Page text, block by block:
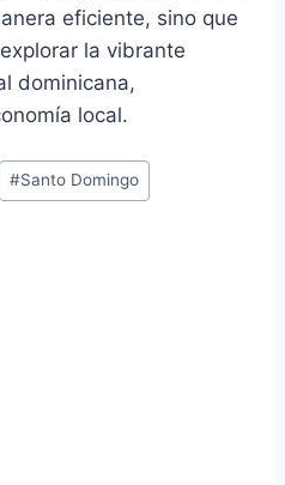
eficiente, sino que
la vibrante
dominicana,
local.
#Santo Domingo